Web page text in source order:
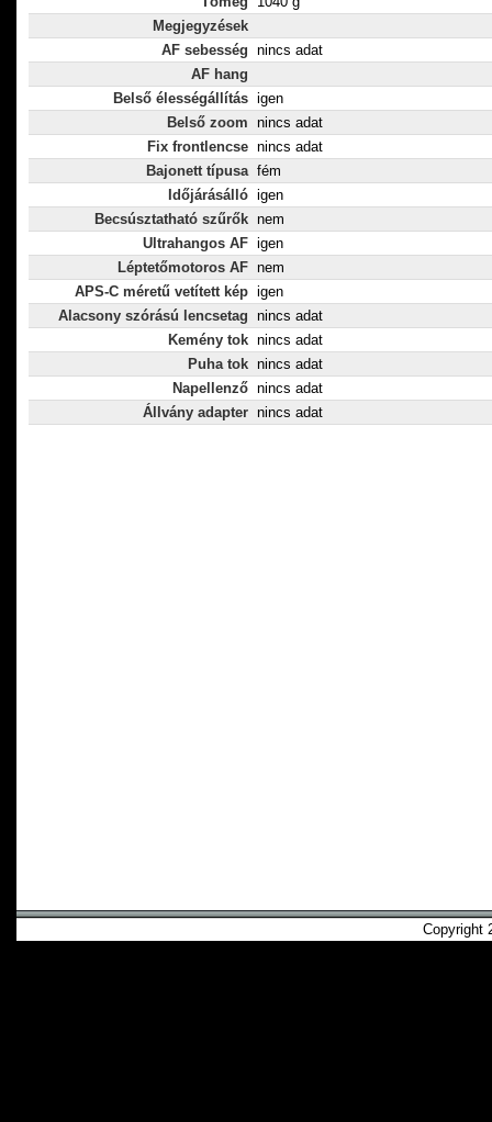
Megjegyzések
AF sebesség nincs adat
AF hang
Belső élességállítás igen
Belső zoom nincs adat
Fix frontlencse nincs adat
Bajonett típusa fém
Időjárásálló igen
Becsúsztatható szűrők nem
Ultrahangos AF igen
Léptetőmotoros AF nem
APS-C méretű vetített kép igen
Alacsony szórású lencsetag nincs adat
Kemény tok nincs adat
Puha tok nincs adat
Napellenző nincs adat
Állvány adapter nincs adat
Copyright